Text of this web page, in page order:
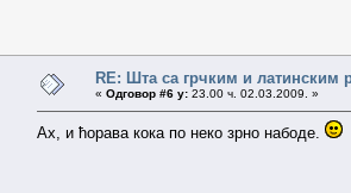
RE: Шта са грчким и латинским
« Одговор #6 у: 23.00 ч. 02.03.2009. »
Ах, и ћорава кока по неко зрно набоде.